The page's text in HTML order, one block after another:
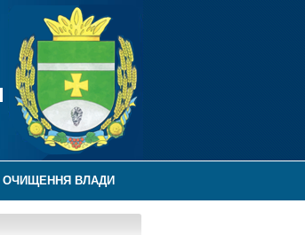
ОЧИЩЕННЯ ВЛАДИ